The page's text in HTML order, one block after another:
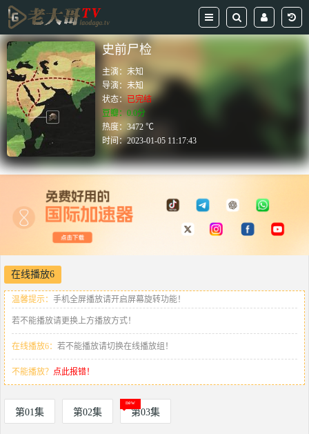
史前尸检
主演：未知
导演：未知
状态： 已完结
豆瓣：0.0分
热度：3472 ℃
时间：2023-01-05 11:17:43
在线播放6
温馨提示： 手机全屏播放请开启屏幕旋转功能！
若不能播放请更换上方播放方式！
在线播放6： 若不能播放请切换在线播放组！
不能播放？ 点此报错！
第01集 第02集 第03集